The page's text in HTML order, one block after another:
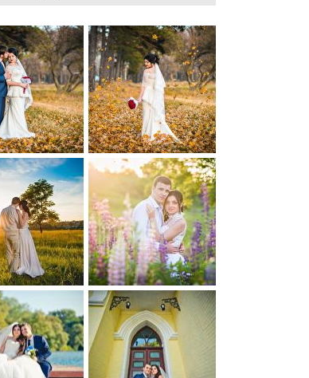
0 0 0 0
0 0 0